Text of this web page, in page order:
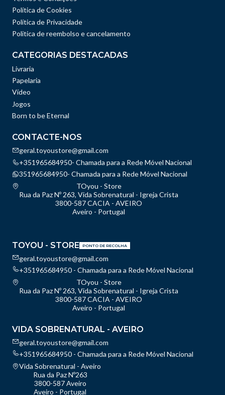
Política de Cookies
Política de Privacidade
Politica de reembolso e cancelamento
CATEGORIAS DESTACADAS
Livraria
Papelaria
Vídeo
Jogos
Born to be Eternal
CONTACTE-NOS
geral.toyoustore@gmail.com
+351965684950- Chamada para a Rede Móvel Nacional
351965684950- Chamada para a Rede Móvel Nacional
TOyou - Store
Rua da Paz Nº 263, Vida Sobrenatural - Igreja Crista
3800-587 CACIA - AVEIRO
Aveiro - Portugal
TOYOU - STORE PONTO DE RECOLHA
geral.toyoustore@gmail.com
+351965684950 - Chamada para a Rede Móvel Nacional
TOyou - Store
Rua da Paz Nº 263, Vida Sobrenatural - Igreja Crista
3800-587 CACIA - AVEIRO
Aveiro - Portugal
VIDA SOBRENATURAL - AVEIRO
geral.toyoustore@gmail.com
+351965684950 - Chamada para a Rede Móvel Nacional
Vida Sobrenatural - Aveiro
Rua da Paz Nº263
3800-587 Aveiro
Aveiro - Portugal